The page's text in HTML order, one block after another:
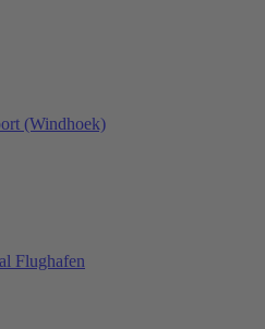
(Windhoek)
Flughafen